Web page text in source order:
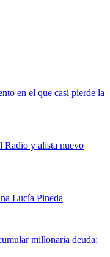
en el que casi pierde la
Radio y alista nuevo
Lucía Pineda
millonaria deuda;